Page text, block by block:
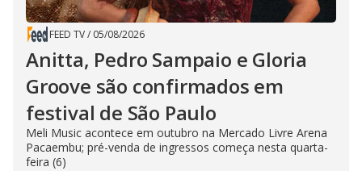
FEED TV/ 05/08/2026
Anitta, Pedro Sampaio e Gloria
Groove são confirmados em
festival de São Paulo
Meli Music acontece em outubro na Mercado Livre Arena
Pacaembu; pré-venda de ingressos começa nesta quarta-
feira (6)